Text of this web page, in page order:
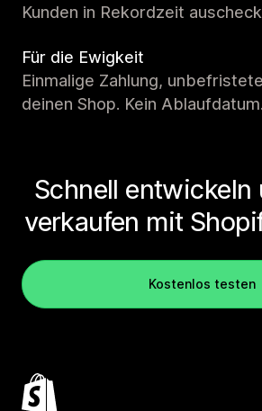
Kunden in Rekordzeit
Für die Ewigkeit
Einmalige Zahlung,
deinen Shop. Kein Ablaufdatum.
Schnell entwickeln
verkaufen mit
Kostenlos testen